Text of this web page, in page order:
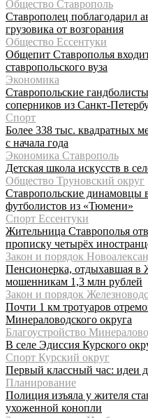
Общество Ставрополь
Ставрополец поблагодарил
грузовика от возгорания
Общество Ессентуки
Общепит Ставрополья
ставропольского вуза
Экономика
Ставропольские
соперников из Санкт-
Спорт
Более 338 тыс. квадратных
с начала года
Экономика Ставрополь
Детская школа искусств в
Общество Труновский округ
Ставропольские динамовцы
футболистов из «Тюмени»
Спорт Ессентуки
Жительница Ставрополья
прописку четырёх
Закон и порядок
Пенсионерка, отдыхавшая в
мошенникам 1,3 млн рублей
Закон и порядок
Почти 1 км тротуаров
Минераловодского округа
Благоустройство
В селе Эдиссия Курского
Спорт Курский округ
Первый классный час: идеи
Планирование
Полиция изъяла у жителя
ухоженной конопли